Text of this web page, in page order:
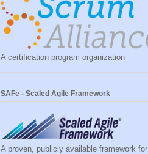
A certification program organization
SAFe - Scaled Agile Framework
A proven, publicly available framework for